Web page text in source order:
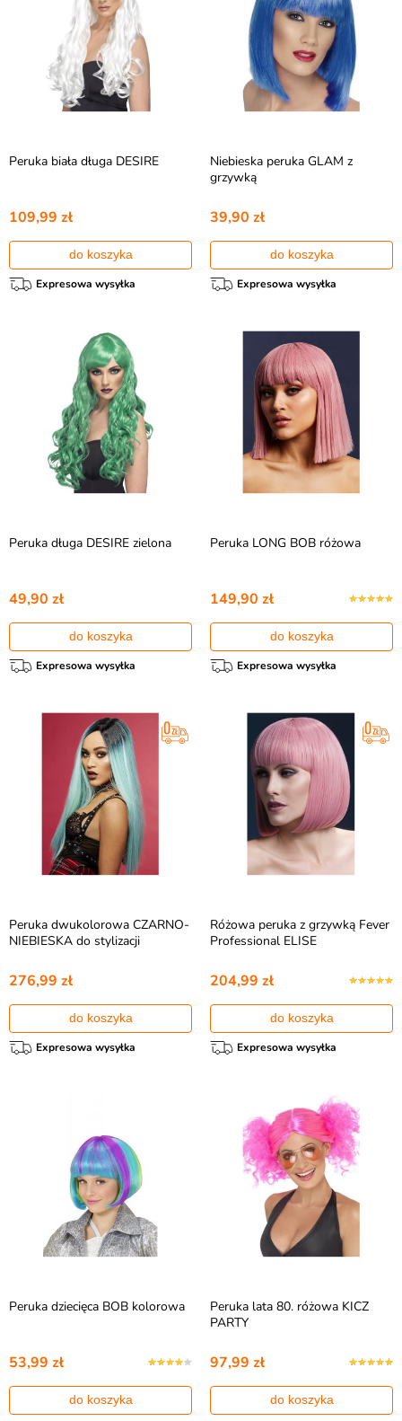
Peruka biała długa DESIRE
109,99 zł
do koszyka
Expresowa wysyłka
Niebieska peruka GLAM z
grzywką
39,90 zł
do koszyka
Expresowa wysyłka
Peruka długa DESIRE zielona
49,90 zł
do koszyka
Expresowa wysyłka
Peruka LONG BOB różowa
149,90 zł
do koszyka
Expresowa wysyłka
Peruka dwukolorowa CZARNO-
NIEBIESKA do stylizacji
276,99 zł
do koszyka
Expresowa wysyłka
Różowa peruka z grzywką Fever
Professional ELISE
204,99 zł
do koszyka
Expresowa wysyłka
Peruka dziecięca BOB kolorowa
53,99 zł
do koszyka
Peruka lata 80. różowa KICZ
PARTY
97,99 zł
do koszyka